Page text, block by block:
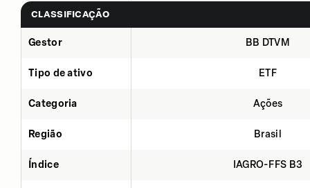
CLASSIFICAÇÃO
Gestor BB DTVM
Tipo de ativo ETF
Categoria Ações
Região Brasil
Índice IAGRO-FFS B3